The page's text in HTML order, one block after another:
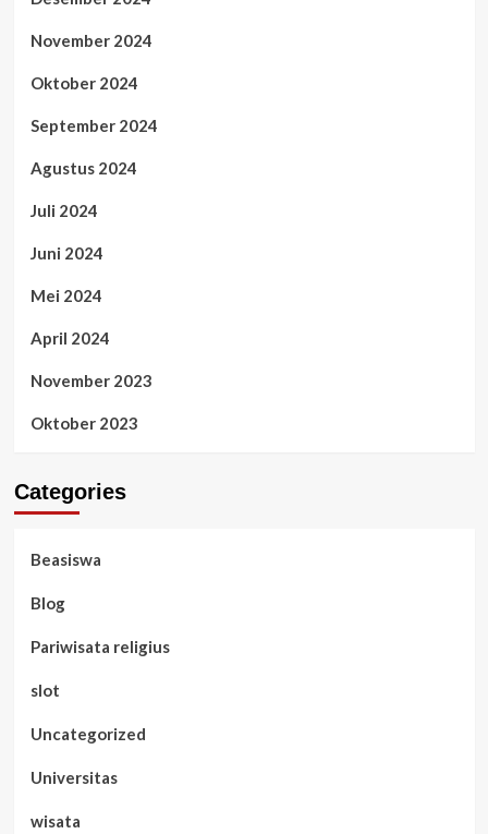
November 2024
Oktober 2024
September 2024
Agustus 2024
Juli 2024
Juni 2024
Mei 2024
April 2024
November 2023
Oktober 2023
Categories
Beasiswa
Blog
Pariwisata religius
slot
Uncategorized
Universitas
wisata